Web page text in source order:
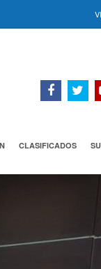
CLASIFICADOS